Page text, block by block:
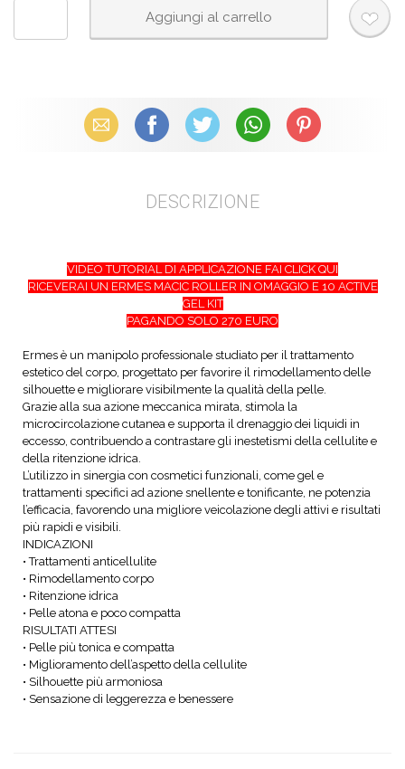
Email Facebook X (Twitter) WhatsAppPinterest
DESCRIZIONE
VIDEO TUTORIAL DI APPLICAZIONE FAI CLICK QUI
RICEVERAI UN ERMES MACIC ROLLER IN OMAGGIO E 10 ACTIVE
GEL KIT
PAGANDO SOLO 270 EURO
Ermes è un manipolo professionale studiato per il trattamento
estetico del corpo, progettato per favorire il rimodellamento delle
silhouette e migliorare visibilmente la qualità della pelle.
Grazie alla sua azione meccanica mirata, stimola la
microcircolazione cutanea e supporta il drenaggio dei liquidi in
eccesso, contribuendo a contrastare gli inestetismi della cellulite e
della ritenzione idrica.
L’utilizzo in sinergia con cosmetici funzionali, come gel e
trattamenti specifici ad azione snellente e tonificante, ne potenzia
l’efficacia, favorendo una migliore veicolazione degli attivi e risultati
più rapidi e visibili.
INDICAZIONI
• Trattamenti anticellulite
• Rimodellamento corpo
• Ritenzione idrica
• Pelle atona e poco compatta
RISULTATI ATTESI
• Pelle più tonica e compatta
• Miglioramento dell’aspetto della cellulite
• Silhouette più armoniosa
• Sensazione di leggerezza e benessere